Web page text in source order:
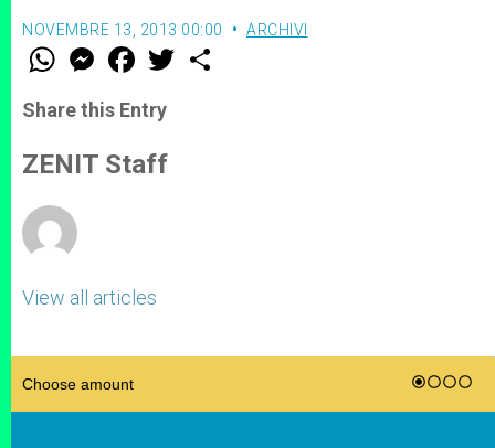
NOVEMBRE 13, 2013 00:00 ARCHIVI
W
t
s
p
p
M
e
s
e
g
e
F
a
e
b
o
k
w
Share this Entry
ZENIT Staff
View all articles